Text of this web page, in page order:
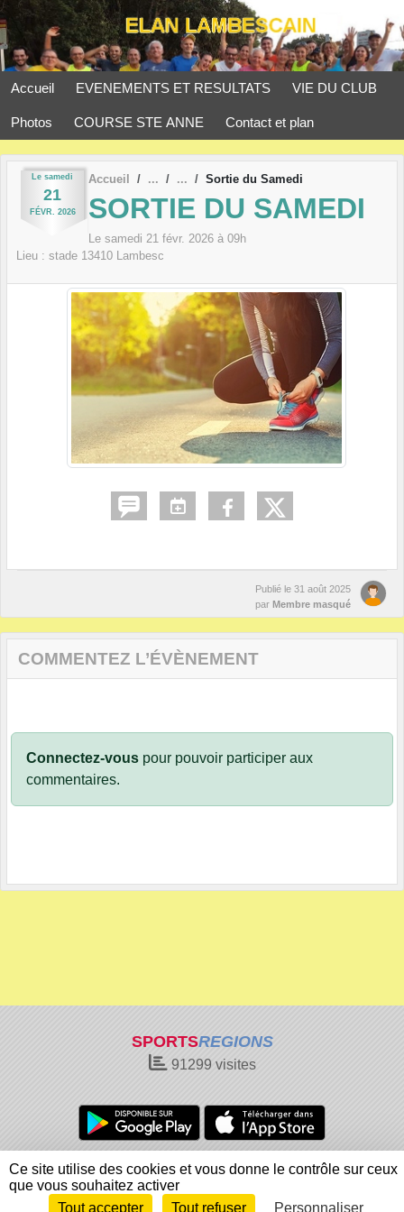
Accueil EVENEMENTS ET RESULTATS VIE DU CLUB
Photos COURSE STE ANNE Contact et plan
Le samedi
21
FÉVR. 2026
Accueil Sortie du Samedi
SORTIE DU SAMEDI
Le samedi 21 févr. 2026 à 09h
Lieu : stade 13410 Lambesc
Publié le 31 août 2025
par Membre masqué
COMMENTEZ L’ÉVÈNEMENT
Connectez-vous pour pouvoir participer aux
commentaires.
SPORTSREGIONS
91299 visites
Charte cookies
Gestion des cookies
Informations légales
Signaler un contenu inapproprié
Envie de participer ?
Panneau de gestion des cookies
Ce site utilise des cookies et vous donne le contrôle sur ceux
que vous souhaitez activer
Tout accepter
Tout refuser Personnaliser